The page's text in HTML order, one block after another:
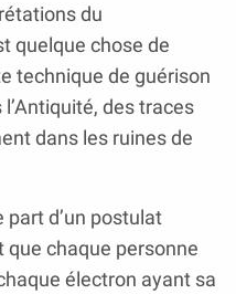
du
quelque chose de
technique de guérison
des traces
dans les ruines de
d’un postulat
que chaque personne
électron ayant sa